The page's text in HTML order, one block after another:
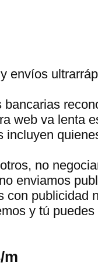
envíos
web va lenta
no
enviamos
con publicidad
y tú
m